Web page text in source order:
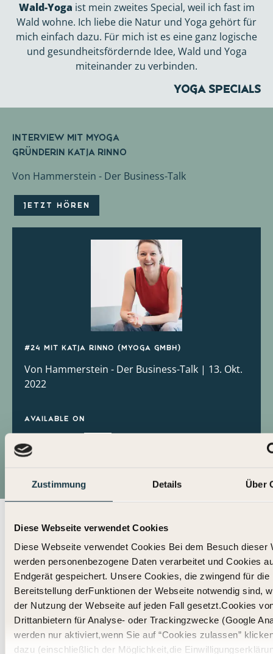
Zustimmung Details Über
Diese Webseite verwendet Cookies
Diese Webseite verwendet Cookies Bei dem Besuch dieser
werden personenbezogene Daten verarbeitet und Cookies
Endgerät gespeichert. Unsere Cookies, die zwingend für die
Bereitstellung derFunktionen der Webseite notwendig sind,
der Nutzung der Webseite auf jeden Fall gesetzt.Cookies
Drittanbietern für Analyse- oder Trackingzwecke (Google
werden nur aktiviert,wenn Sie auf “Cookies zulassen”
dazu (einschließlich der Möglichkeit,die
Yoga Specials
Wald-Yoga ist mein zweites Special, weil ich fast im
Wald wohne. Ich liebe die Natur und Yoga gehört für
mich einfach dazu. Für mich ist es eine ganz logische
und gesundheitsfördernde Idee, Wald und Yoga
miteinander zu verbinden.
Interview mit Myoga
Gründerin Katja Rinno
Von Hammerstein - Der Business-Talk
JETZT HÖREN
#24 mit Katja Rinno (MYOGA GmbH)
Von Hammerstein - Der Business-Talk | 13. Okt.
2022
Available on